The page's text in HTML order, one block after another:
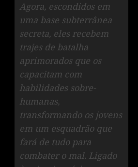
Agora, escondidos em
uma base subterrânea
secreta, eles recebem
trajes de batalha
aprimorados que os
capacitam com
habilidades sobre-
humanas,
transformando os jovens
em um esquadrão que
fará de tudo para
combater o mal. Ligado